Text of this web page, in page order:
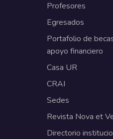
Profesores
Egresados
Portafolio de
apoyo financiero
Casa UR
CRAI
Sedes
Revista Nova et
Directorio